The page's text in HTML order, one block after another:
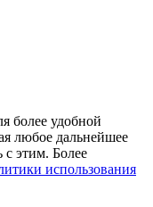
более удобной
любое дальнейшее
с этим. Более
использования